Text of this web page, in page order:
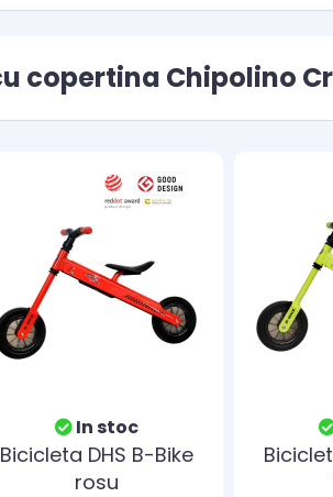
copertina Chipolino
In stoc
Bicicleta DHS B-Bike
rosu